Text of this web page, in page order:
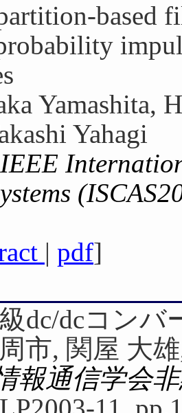
based
Yamashita,
Yahagi
| pdf]
dc/dcコンバ
市, 関屋 大
報通信学会